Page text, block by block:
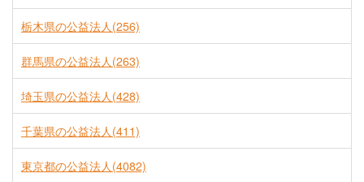
栃木県の公益法人(256)
群馬県の公益法人(263)
埼玉県の公益法人(428)
千葉県の公益法人(411)
東京都の公益法人(4082)